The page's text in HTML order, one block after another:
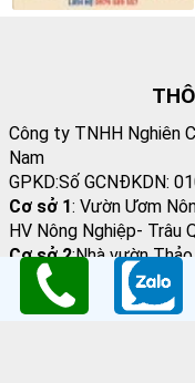
Công ty TNHH Nghiên
Nam
GPKD:Số GCNĐKDN:
Cơ sở 1: Vườn Ươm
HV Nông Nghiệp- Trâu
Cơ sở 2:Nhà vườn
ĐC: Đường Lý Thánh
Email: